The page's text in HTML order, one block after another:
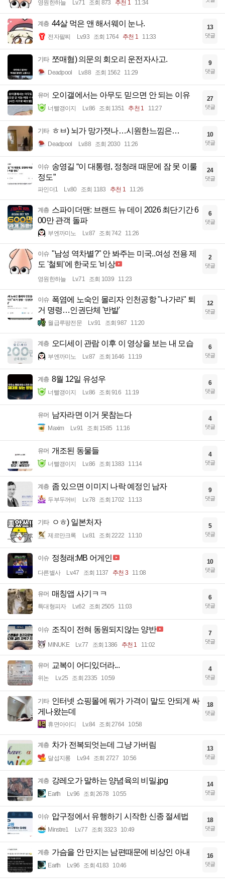
영원한하늘 Lv.71 조회 873 추천 1 11:34
계층 44살 먹은 앤 해서웨이 눈나.
전자팔찌 Lv.93 조회 1764 추천 1 11:33
13
댓글
기타 쪼매혐) 의문의 회오리 운전자사고.
Deadpool Lv.88 조회 1562 11:29
9
댓글
유머 오이갤에서는 아무도 믿으면 안 되는 이유
너빨갱이지 Lv.86 조회 1351 추천 1 11:27
27
댓글
기타 ㅎㅂ) 뇌가 망가졋나…시원한느낌은…
Deadpool Lv.88 조회 2030 11:26
10
댓글
이슈 송영길 “이 대통령, 정청래 때문에 잠 못 이룰
정도”
파인더1 Lv.80 조회 1183 추천 1 11:26
24
댓글
계층 스파이더맨: 브랜드 뉴 데이 2026 최단기간 6
00만 관객 돌파
부엔까미노 Lv.87 조회 742 11:26
6
댓글
이슈 "남성 역차별?" 안 봐주는 미국..여성 전용 제
도 '철퇴'에 한국도 '비상
영원한하늘 Lv.71 조회 1039 11:23
2
댓글
이슈 폭염에 노숙인 몰리자 인천공항 "나가라" 퇴
거 명령…인권단체 '반발'
월급루팡전문 Lv.91 조회 987 11:20
12
댓글
계층 오디세이 관람 이후 이 영상을 보는 내 모습
부엔까미노 Lv.87 조회 1646 11:19
6
댓글
계층 8월 12일 유성우
너빨갱이지 Lv.86 조회 916 11:19
6
댓글
유머 남자라면 이거 못참는다
Maxim Lv.91 조회 1585 11:16
4
댓글
유머 개조된 동물들
너빨갱이지 Lv.86 조회 1383 11:14
4
댓글
계층 좀 있으면 이미지 나락 예정인 남자
두부두꺼비 Lv.78 조회 1702 11:13
9
댓글
기타 ㅇㅎ) 일본처자
제르만크록 Lv.81 조회 2222 11:10
5
댓글
이슈 정청래:MB 어게인
다른별사 Lv.47 조회 1137 추천 3 11:08
10
댓글
유머 매칭앱 사기ㅋㅋ
특대형피자 Lv.62 조회 2505 11:03
6
댓글
이슈 조직이 전혀 동원되지않는 양반
MINUKE Lv.77 조회 1386 추천 1 11:02
7
댓글
유머 교복이 어디있더라...
위논 Lv.25 조회 2335 10:59
4
댓글
기타 인터넷 쇼핑몰에 뭐가 가격이 말도 안되게 싸
게나왔는데
휴면아이디 Lv.84 조회 2764 10:58
18
댓글
계층 차가 전복되엇는데 그냥 가버림
달섭지롱 Lv.94 조회 2727 10:56
13
댓글
계층 강레오가 말하는 양념육의 비밀.jpg
Earth Lv.96 조회 2678 10:55
14
댓글
이슈 압구정에서 유행하기 시작한 신종 절세법
Minstre1 Lv.77 조회 3323 10:49
18
댓글
계층 가슴을 안 만지는 남편때문에 비상인 아내
Earth Lv.96 조회 4183 10:46
16
댓글